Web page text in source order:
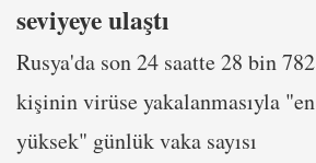
seviyeye ulaştı
Rusya'da son 24 saatte 28 bin 782
kişinin virüse yakalanmasıyla "en
yüksek" günlük vaka sayısı